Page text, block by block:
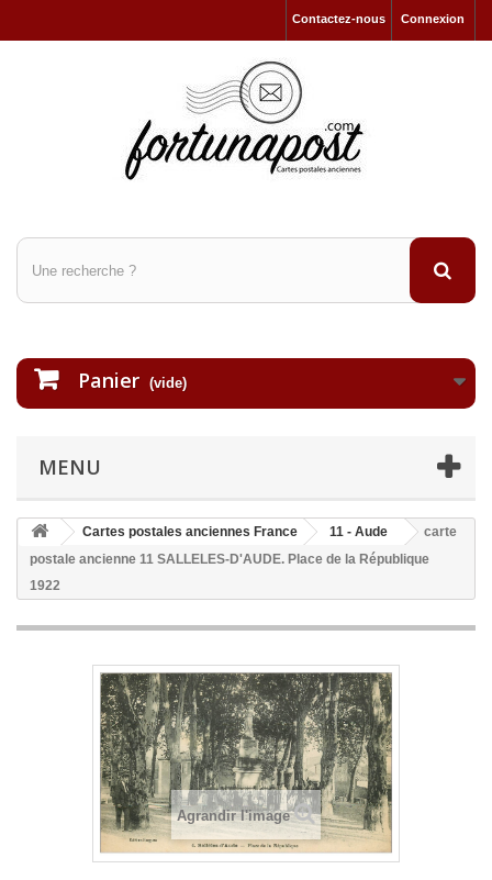
Connexion
Contactez-nous
Panier (vide)
MENU
Cartes postales anciennes France 11 - Aude
carte
postale ancienne 11 SALLELES-D'AUDE. Place de la République
1922
Agrandir l'image